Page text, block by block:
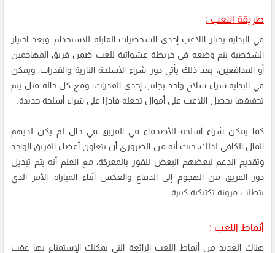
طريقة اللعب :
في البداية يختار اللاعب إحدى الشخصيات القابلة للاستخدام، وبعد اختيار
الشخصية يتم وضعه في خريطة عشوائية للعب ضمن فريق المهاجمين
أو المدافعين، بعد ذلك يأتي دور شراء الأسلحة النارية والقدرات، ويمكن
في البداية شراء سلاح واحد بجانب إحدى القدرات، ومع كل حالة قتل يتم
تحقيقها يحصل اللاعب على أموال تجعله قادرًا على شراء أسلحة جديدة.
كما يمكن شراء أسلحة للأصدقاء في الفريق في حال لم يكن لديهم
المال الكافي لذلك، حيث أنه من الضروري أن يتعاون أعضاء الفريق الواحد
وتقديم الدعم لبعضهم البعض للفوز بالمعركة، مع العلم أنه يتم تبديل
دور الفريق من الهجوم إلى الدفاع والعكس أثناء المباراة، الأمر الذي
يتطلب مرونة تكتيكية كبيرة.
أنماط اللعب :
هناك العديد من أنماط اللعب الرائعة التي يمكنك الإستمتاع بها عقب